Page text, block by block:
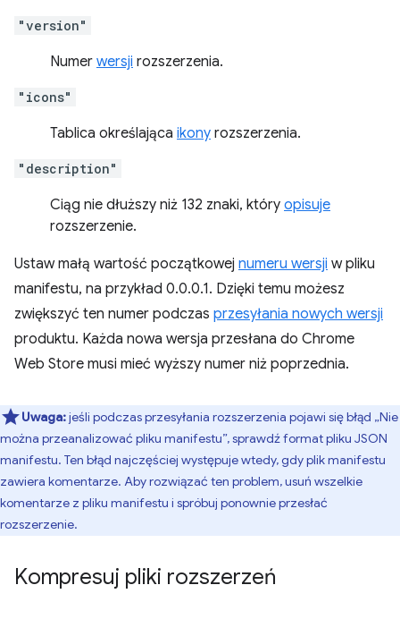
"version"
Numer wersji rozszerzenia.
"icons"
Tablica określająca ikony rozszerzenia.
"description"
Ciąg nie dłuższy niż 132 znaki, który opisuje
rozszerzenie.
Ustaw małą wartość początkowej numeru wersji w pliku
manifestu, na przykład 0.0.0.1. Dzięki temu możesz
zwiększyć ten numer podczas przesyłania nowych wersji
produktu. Każda nowa wersja przesłana do Chrome
Web Store musi mieć wyższy numer niż poprzednia.
Uwaga:jeśli podczas przesyłania rozszerzenia pojawi się błąd „Nie
można przeanalizować pliku manifestu”, sprawdź format pliku JSON
manifestu. Ten błąd najczęściej występuje wtedy, gdy plik manifestu
zawiera komentarze. Aby rozwiązać ten problem, usuń wszelkie
komentarze z pliku manifestu i spróbuj ponownie przesłać
rozszerzenie.
Kompresuj pliki rozszerzeń